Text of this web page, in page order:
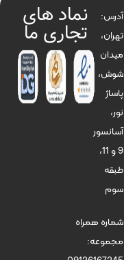
آدرس:
تهران،
میدان
شوش،
پاساژ
نور،
آسانسور
9 و 11،
طبقه
سوم
شماره همراه
مجموعه:
نماد های
تجاری ما